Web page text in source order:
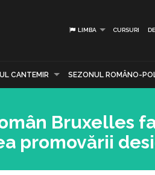
LIMBA CURSURI
CANTEMIR SEZONUL ROMÂNO-
Bruxelles
promovării